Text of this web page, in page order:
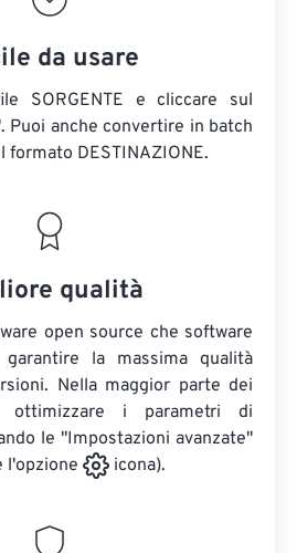
da usare
SORGENTE e cliccare sul
Puoi anche convertire in batch
formato DESTINAZIONE.
qualità
open source che software
la massima qualità
Nella maggior parte dei
ottimizzare i parametri di
le "Impostazioni avanzate"
l'opzione
icona).